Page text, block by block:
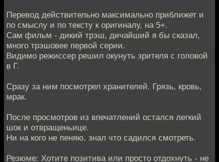
Перевод действительно максимально приближет и
по смыслу и по тексту к оригиналу, на 5+.
Сам фильм - дикий трэш, дичайший я бы сказал,
много трэшовее первой серии.
Видимо режиссер решил окунуть зрителя с головой
в Г.
Сразу за ним посмотрел хранителей. Грязь, кровь,
мрак.
После просмотров из впечатлений остался легкий
шок и отвращеньице.
Ни на кого не пеняю, знал что садился смотреть.
Резюме: Хотите позитива или просто отдохнуть - не